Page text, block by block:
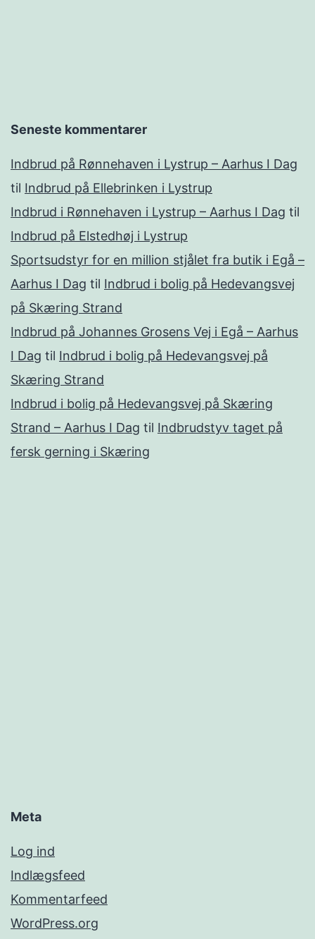
Seneste kommentarer
Indbrud på Rønnehaven i Lystrup – Aarhus I Dag
til Indbrud på Ellebrinken i Lystrup
Indbrud i Rønnehaven i Lystrup – Aarhus I Dag til
Indbrud på Elstedhøj i Lystrup
Sportsudstyr for en million stjålet fra butik i Egå –
Aarhus I Dag til Indbrud i bolig på Hedevangsvej
på Skæring Strand
Indbrud på Johannes Grosens Vej i Egå – Aarhus
I Dag til Indbrud i bolig på Hedevangsvej på
Skæring Strand
Indbrud i bolig på Hedevangsvej på Skæring
Strand – Aarhus I Dag til Indbrudstyv taget på
fersk gerning i Skæring
Meta
Log ind
Indlægsfeed
Kommentarfeed
WordPress.org